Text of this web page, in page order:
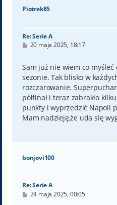
Piotrek85
Re: Serie A
P
t
20 maja 2025, 18:17
Sam już nie wiem co
sezonie. Tak blisko w
rozczarowanie.
półfinał i teraz zabrakło
punkty i wyprzedzić Napoli
Mam nadzieję,że uda się
bonjovi100
Re: Serie A
P24 maja 2025, 00:05